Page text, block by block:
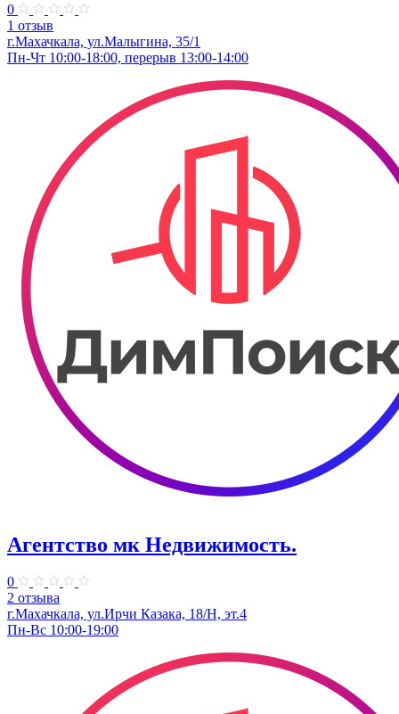
0
1 отзыв
г.Махачкала, ул.Малыгина, 35/1
Пн-Чт 10:00-18:00, перерыв 13:00-14:00
Агентство мк Недвижимость.
0
2 отзыва
г.Махачкала, ул.Ирчи Казака, 18/Н, эт.4
Пн-Вс 10:00-19:00